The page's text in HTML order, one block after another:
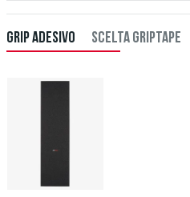
GRIP ADESIVO SCELTA GRIPTAPE